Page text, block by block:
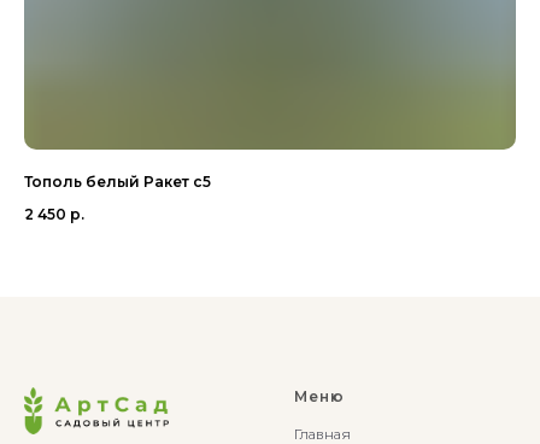
Тополь белый Ракет с5
2 450 р.
Меню
Главная